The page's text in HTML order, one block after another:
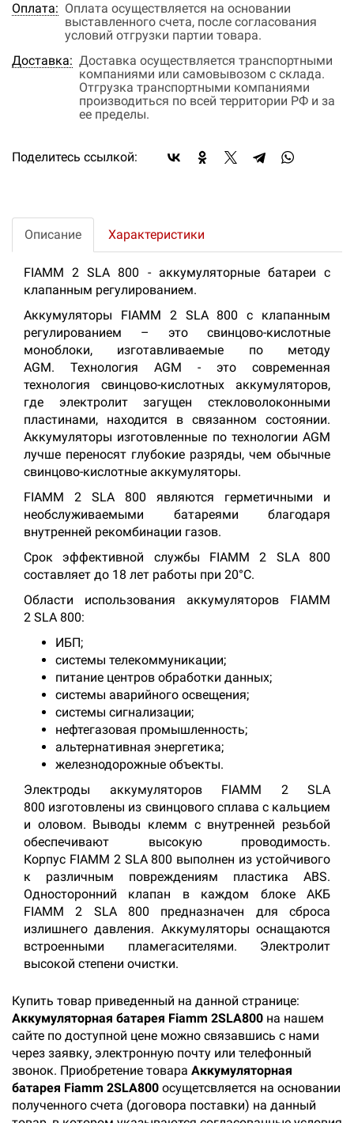
Оплата: Оплата осуществляется на основании
выставленного счета, после согласования
условий отгрузки партии товара.
Доставка: Доставка осуществляется транспортными
компаниями или самовывозом с склада.
Отгрузка транспортными компаниями
производиться по всей территории РФ и за
ее пределы.
Поделитесь ссылкой:
Описание Характеристики
FIAMM 2 SLA 800 - аккумуляторные батареи с
клапанным регулированием.
Аккумуляторы FIAMM 2 SLA 800 с клапанным
регулированием – это свинцово-кислотные
моноблоки, изготавливаемые по методу
AGM. Технология AGM - это современная
технология свинцово-кислотных аккумуляторов,
где электролит загущен стекловолоконными
пластинами, находится в связанном состоянии.
Аккумуляторы изготовленные по технологии AGM
лучше переносят глубокие разряды, чем обычные
свинцово-кислотные аккумуляторы.
FIAMM 2 SLA 800 являются герметичными и
необслуживаемыми батареями благодаря
внутренней рекомбинации газов.
Срок эффективной службы FIAMM 2 SLA 800
составляет до 18 лет работы при 20°C.
Области использования аккумуляторов FIAMM
2 SLA 800:
ИБП;
системы телекоммуникации;
питание центров обработки данных;
системы аварийного освещения;
системы сигнализации;
нефтегазовая промышленность;
альтернативная энергетика;
железнодорожные объекты.
Электроды аккумуляторов FIAMM 2 SLA
800 изготовлены из свинцового сплава с кальцием
и оловом. Выводы клемм с внутренней резьбой
обеспечивают высокую проводимость.
Корпус FIAMM 2 SLA 800 выполнен из устойчивого
к различным повреждениям пластика ABS.
Односторонний клапан в каждом блоке АКБ
FIAMM 2 SLA 800 предназначен для сброса
излишнего давления. Аккумуляторы оснащаются
встроенными пламегасителями. Электролит
высокой степени очистки.
Купить товар приведенный на данной странице:
Аккумуляторная батарея Fiamm 2SLA800 на нашем
сайте по доступной цене можно связавшись с нами
через заявку, электронную почту или телефонный
звонок. Приобретение товара Аккумуляторная
батарея Fiamm 2SLA800 осущетсвляется на основании
полученного счета (договора поставки) на данный